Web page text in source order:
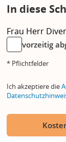
In diese
Frau Herr
vorzeitig
* Pflichtfelder
Ich akzeptiere die